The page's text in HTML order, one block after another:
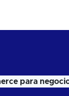
para